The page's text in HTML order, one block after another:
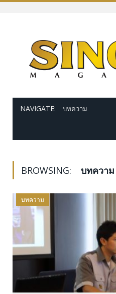
NAVIGATE: บทความ
BROWSING: บทความ
บทความ